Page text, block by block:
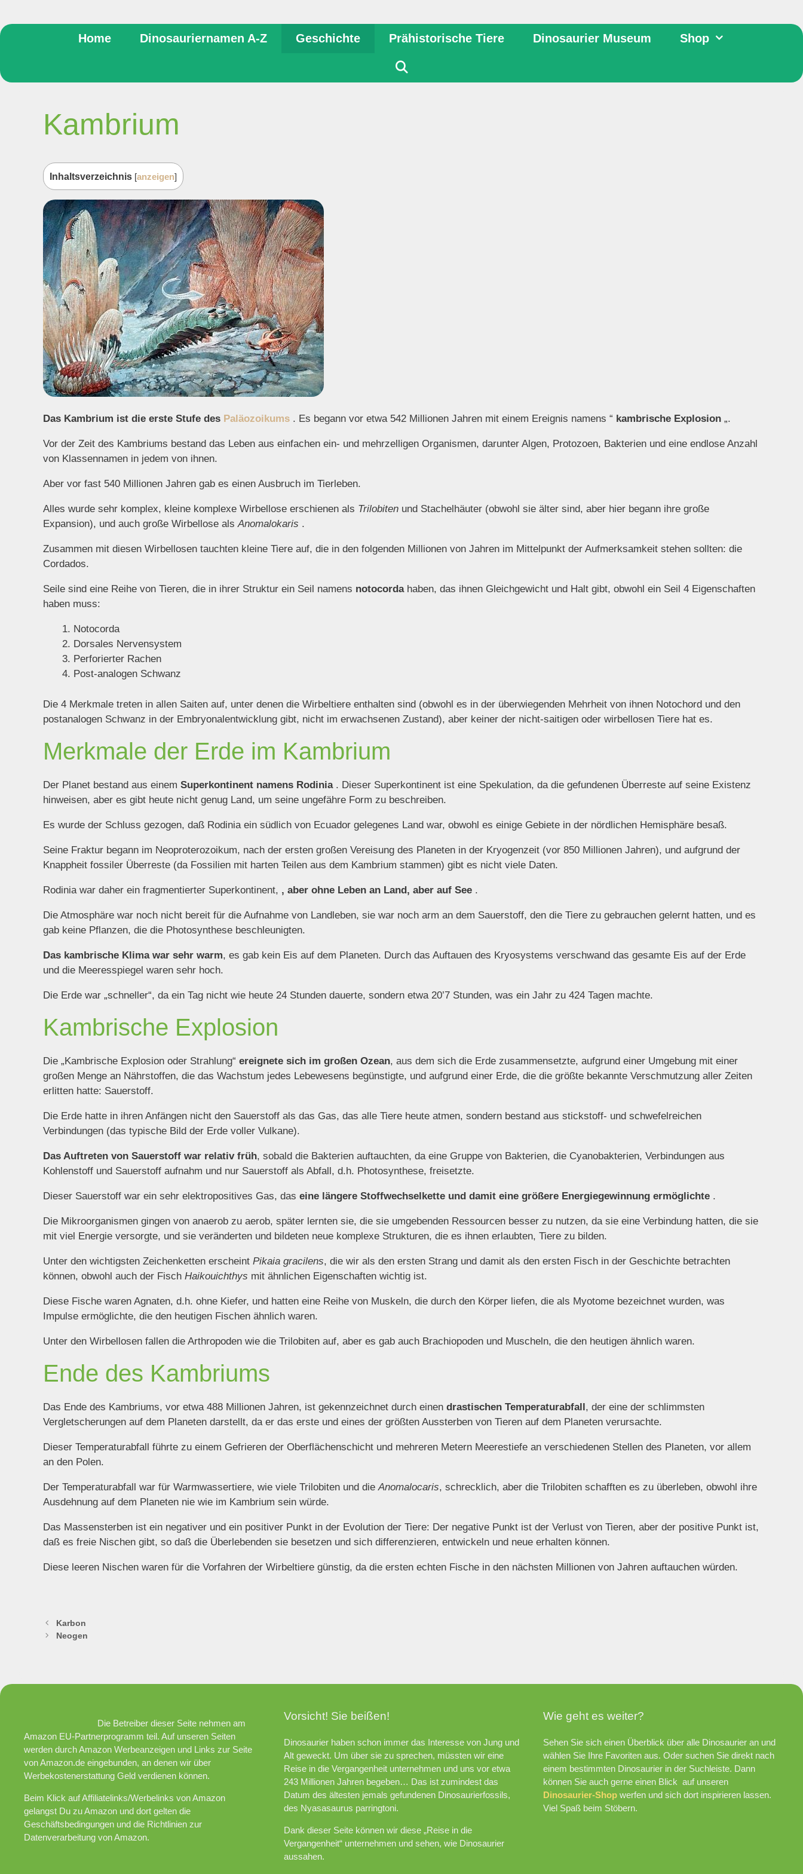
Home Dinosauriernamen A-Z Geschichte Prähistorische Tiere Dinosaurier Museum Shop
Kambrium
Inhaltsverzeichnis [anzeigen]
Das Kambrium ist die erste Stufe des Paläozoikums . Es begann vor etwa 542 Millionen Jahren mit einem Ereignis namens “ kambrische Explosion „.
Vor der Zeit des Kambriums bestand das Leben aus einfachen ein- und mehrzelligen Organismen, darunter Algen, Protozoen, Bakterien und eine endlose Anzahl
von Klassennamen in jedem von ihnen.
Aber vor fast 540 Millionen Jahren gab es einen Ausbruch im Tierleben.
Alles wurde sehr komplex, kleine komplexe Wirbellose erschienen als Trilobiten und Stachelhäuter (obwohl sie älter sind, aber hier begann ihre große
Expansion), und auch große Wirbellose alsAnomalokaris .
Zusammen mit diesen Wirbellosen tauchten kleine Tiere auf, die in den folgenden Millionen von Jahren im Mittelpunkt der Aufmerksamkeit stehen sollten: die
Cordados.
Seile sind eine Reihe von Tieren, die in ihrer Struktur ein Seil namens notocordahaben, das ihnen Gleichgewicht und Halt gibt, obwohl ein Seil 4 Eigenschaften
haben muss:
Notocorda
Dorsales Nervensystem
Perforierter Rachen
Post-analogen Schwanz
Die 4 Merkmale treten in allen Saiten auf, unter denen die Wirbeltiere enthalten sind (obwohl es in der überwiegenden Mehrheit von ihnen Notochord und den
postanalogen Schwanz in der Embryonalentwicklung gibt, nicht im erwachsenen Zustand), aber keiner der nicht-saitigen oder wirbellosen Tiere hat es.
Merkmale der Erde im Kambrium
Der Planet bestand aus einem Superkontinent namens Rodinia. Dieser Superkontinent ist eine Spekulation, da die gefundenen Überreste auf seine Existenz
hinweisen, aber es gibt heute nicht genug Land, um seine ungefähre Form zu beschreiben.
Es wurde der Schluss gezogen, daß Rodinia ein südlich von Ecuador gelegenes Land war, obwohl es einige Gebiete in der nördlichen Hemisphäre besaß.
Seine Fraktur begann im Neoproterozoikum, nach der ersten großen Vereisung des Planeten in der Kryogenzeit (vor 850 Millionen Jahren), und aufgrund der
Knappheit fossiler Überreste (da Fossilien mit harten Teilen aus dem Kambrium stammen) gibt es nicht viele Daten.
Rodinia war daher ein fragmentierter Superkontinent, , aber ohne Leben an Land, aber auf See .
Die Atmosphäre war noch nicht bereit für die Aufnahme von Landleben, sie war noch arm an dem Sauerstoff, den die Tiere zu gebrauchen gelernt hatten, und es
gab keine Pflanzen, die die Photosynthese beschleunigten.
Das kambrische Klima war sehr warm, es gab kein Eis auf dem Planeten. Durch das Auftauen des Kryosystems verschwand das gesamte Eis auf der Erde
und die Meeresspiegel waren sehr hoch.
Die Erde war „schneller“, da ein Tag nicht wie heute 24 Stunden dauerte, sondern etwa 20’7 Stunden, was ein Jahr zu 424 Tagen machte.
Kambrische Explosion
Die „Kambrische Explosion oder Strahlung“ ereignete sich im großen Ozean, aus dem sich die Erde zusammensetzte, aufgrund einer Umgebung mit einer
großen Menge an Nährstoffen, die das Wachstum jedes Lebewesens begünstigte, und aufgrund einer Erde, die die größte bekannte Verschmutzung aller Zeiten
erlitten hatte: Sauerstoff.
Die Erde hatte in ihren Anfängen nicht den Sauerstoff als das Gas, das alle Tiere heute atmen, sondern bestand aus stickstoff- und schwefelreichen
Verbindungen (das typische Bild der Erde voller Vulkane).
Das Auftreten von Sauerstoff war relativ früh, sobald die Bakterien auftauchten, da eine Gruppe von Bakterien, die Cyanobakterien, Verbindungen aus
Kohlenstoff und Sauerstoff aufnahm und nur Sauerstoff als Abfall, d.h. Photosynthese, freisetzte.
Dieser Sauerstoff war ein sehr elektropositives Gas, das eine längere Stoffwechselkette und damit eine größere Energiegewinnung ermöglichte .
Die Mikroorganismen gingen von anaerob zu aerob, später lernten sie, die sie umgebenden Ressourcen besser zu nutzen, da sie eine Verbindung hatten, die sie
mit viel Energie versorgte, und sie veränderten und bildeten neue komplexe Strukturen, die es ihnen erlaubten, Tiere zu bilden.
Unter den wichtigsten Zeichenketten erscheint Pikaia gracilens, die wir als den ersten Strang und damit als den ersten Fisch in der Geschichte betrachten
können, obwohl auch der Fisch Haikouichthys mit ähnlichen Eigenschaften wichtig ist.
Diese Fische waren Agnaten, d.h. ohne Kiefer, und hatten eine Reihe von Muskeln, die durch den Körper liefen, die als Myotome bezeichnet wurden, was
Impulse ermöglichte, die den heutigen Fischen ähnlich waren.
Unter den Wirbellosen fallen die Arthropoden wie die Trilobiten auf, aber es gab auch Brachiopoden und Muscheln, die den heutigen ähnlich waren.
Ende des Kambriums
Das Ende des Kambriums, vor etwa 488 Millionen Jahren, ist gekennzeichnet durch einen drastischen Temperaturabfall, der eine der schlimmsten
Vergletscherungen auf dem Planeten darstellt, da er das erste und eines der größten Aussterben von Tieren auf dem Planeten verursachte.
Dieser Temperaturabfall führte zu einem Gefrieren der Oberflächenschicht und mehreren Metern Meerestiefe an verschiedenen Stellen des Planeten, vor allem
an den Polen.
Der Temperaturabfall war für Warmwassertiere, wie viele Trilobiten und dieAnomalocaris, schrecklich, aber die Trilobiten schafften es zu überleben, obwohl ihre
Ausdehnung auf dem Planeten nie wie im Kambrium sein würde.
Das Massensterben ist ein negativer und ein positiver Punkt in der Evolution der Tiere: Der negative Punkt ist der Verlust von Tieren, aber der positive Punkt ist,
daß es freie Nischen gibt, so daß die Überlebenden sie besetzen und sich differenzieren, entwickeln und neue erhalten können.
Diese leeren Nischen waren für die Vorfahren der Wirbeltiere günstig, da die ersten echten Fische in den nächsten Millionen von Jahren auftauchen würden.
Karbon
Neogen
Die Betreiber dieser Seite nehmen am
Amazon EU-Partnerprogramm teil. Auf unseren Seiten
werden durch Amazon Werbeanzeigen und Links zur Seite
von Amazon.de eingebunden, an denen wir über
Werbekostenerstattung Geld verdienen können.
Beim Klick auf Affiliatelinks/Werbelinks von Amazon
gelangst Du zu Amazon und dort gelten die
Geschäftsbedingungen und die Richtlinien zur
Datenverarbeitung von Amazon.
Vorsicht! Sie beißen!
Dinosaurier haben schon immer das Interesse von Jung und
Alt geweckt. Um über sie zu sprechen, müssten wir eine
Reise in die Vergangenheit unternehmen und uns vor etwa
243 Millionen Jahren begeben… Das ist zumindest das
Datum des ältesten jemals gefundenen Dinosaurierfossils,
des Nyasasaurus parringtoni.
Dank dieser Seite können wir diese „Reise in die
Vergangenheit“ unternehmen und sehen, wie Dinosaurier
aussahen.
Wie geht es weiter?
Sehen Sie sich einen Überblick über alle Dinosaurier an und
wählen Sie Ihre Favoriten aus. Oder suchen Sie direkt nach
einem bestimmten Dinosaurier in der Suchleiste. Dann
können Sie auch gerne einen Blick auf unseren
Dinosaurier-Shop werfen und sich dort inspirieren lassen.
Viel Spaß beim Stöbern.